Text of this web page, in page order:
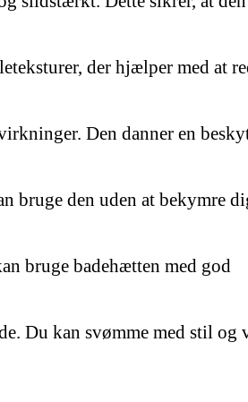
der hjælper med at
Den danner en
bruge den uden at bekymre
bruge badehætten med god
Du kan svømme med stil og